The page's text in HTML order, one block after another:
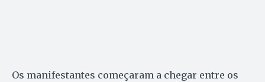
Os manifestantes começaram a chegar entre os